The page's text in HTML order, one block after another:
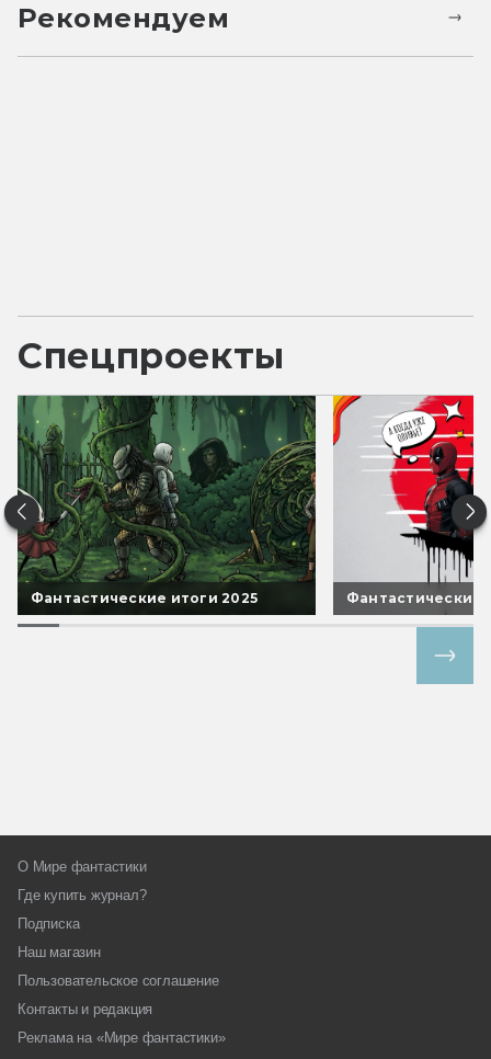
Рекомендуем
Спецпроекты
Фантастические итоги 2025 Фантастические
О Мире фантастики
Где купить журнал?
Подписка
Наш магазин
Пользовательское соглашение
Контакты и редакция
Реклама на «Мире фантастики»